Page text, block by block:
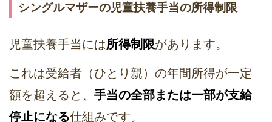
シングルマザーの児童扶養手当の所得制限
児童扶養手当には所得制限があります。
これは受給者（ひとり親）の年間所得が一定
額を超えると、 手当の全部または一部が支給
停止になる仕組みです。